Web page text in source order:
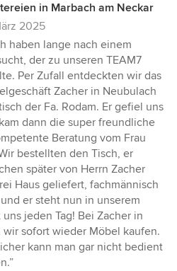
in Marbach am Neckar
2025
haben lange nach einem
der zu unseren TEAM7
Per Zufall entdeckten wir das
Zacher in Neubulach
der Fa. Rodam. Er gefiel uns
dann die super freundliche
Beratung vom Frau
bestellten den Tisch, er
später von Herrn Zacher
Haus geliefert, fachmännisch
er steht nun in unserem
jeden Tag! Bei Zacher in
sofort wieder Möbel kaufen.
kann man gar nicht bedient